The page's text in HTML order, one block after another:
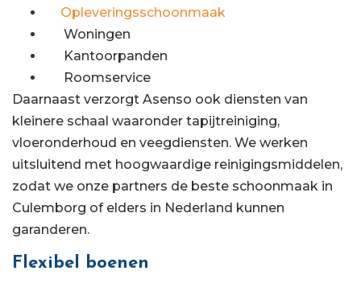
Opleveringsschoonmaak
Woningen
Kantoorpanden
Roomservice
Daarnaast verzorgt Asenso ook diensten van
kleinere schaal waaronder tapijtreiniging,
vloeronderhoud en veegdiensten. We werken
uitsluitend met hoogwaardige reinigingsmiddelen,
zodat we onze partners de beste schoonmaak in
Culemborg of elders in Nederland kunnen
garanderen.
Flexibel boenen